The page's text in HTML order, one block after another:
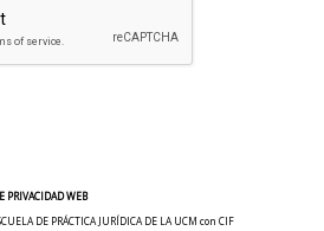
PRIVACIDAD WEB
DE PRÁCTICA JURÍDICA DE LA UCM con CIF